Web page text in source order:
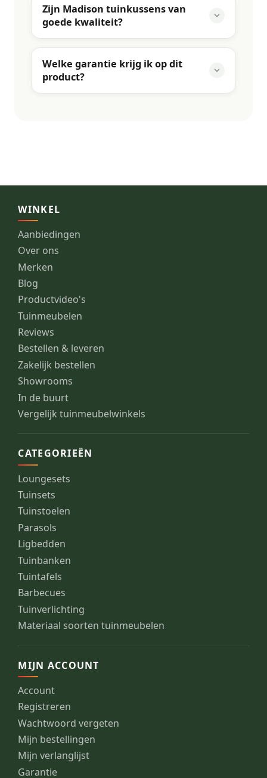
Zijn Madison tuinkussens van
goede kwaliteit?
Welke garantie krijg ik op dit
product?
WINKEL
Aanbiedingen
Over ons
Merken
Blog
Productvideo's
Tuinmeubelen
Reviews
Bestellen & leveren
Zakelijk bestellen
Showrooms
In de buurt
Vergelijk tuinmeubelwinkels
CATEGORIEËN
Loungesets
Tuinsets
Tuinstoelen
Parasols
Ligbedden
Tuinbanken
Tuintafels
Barbecues
Tuinverlichting
Materiaal soorten tuinmeubelen
MIJN ACCOUNT
Account
Registreren
Wachtwoord vergeten
Mijn bestellingen
Mijn verlanglijst
Garantie